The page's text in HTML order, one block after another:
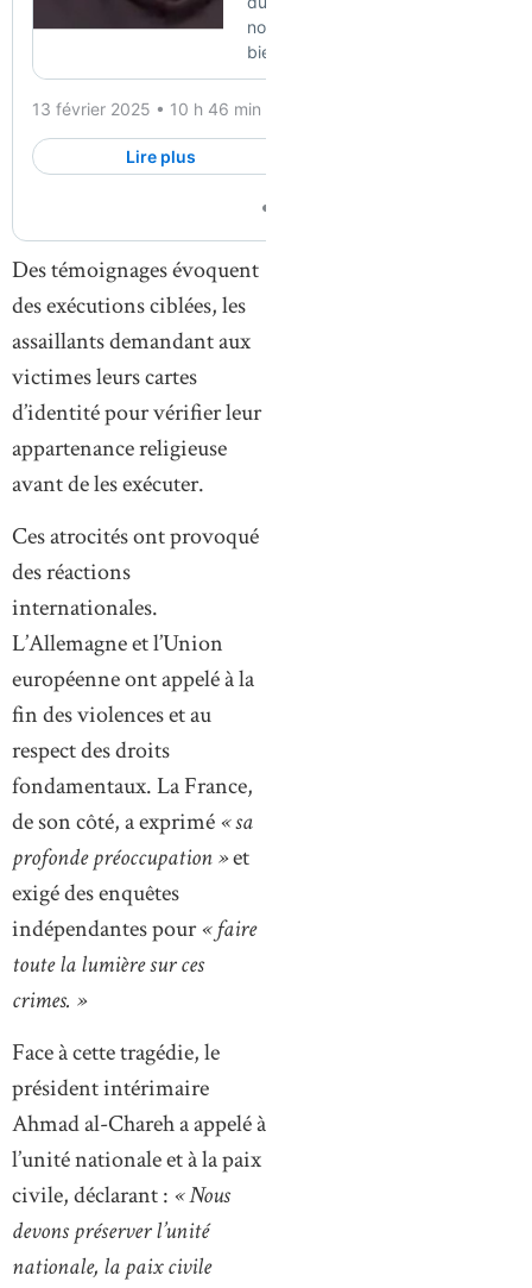
Des témoignages évoquent
des exécutions ciblées, les
assaillants demandant aux
victimes leurs cartes
d’identité pour vérifier leur
appartenance religieuse
avant de les exécuter.
Ces atrocités ont provoqué
des réactions
internationales.
L’Allemagne et l’Union
européenne ont appelé à la
fin des violences et au
respect des droits
fondamentaux. La France,
de son côté, a exprimé« sa
profonde préoccupation »et
exigé des enquêtes
indépendantes pour« faire
toute la lumière sur ces
crimes. »
Face à cette tragédie, le
président intérimaire
Ahmad al-Chareh a appelé à
l’unité nationale et à la paix
civile, déclarant : « Nous
devons préserver l’unité
nationale, la paix civile